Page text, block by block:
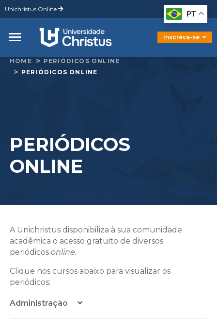
Unichristus Online
Inscreva-se
Graduação
Pós-Graduação
Mestrado
Doutorado
HOME
PERIÓDICOS ONLINE
PERIÓDICOS ONLINE
PERIÓDICOS
ONLINE
A Unichristus disponibiliza à sua comunidade
acadêmica o acesso gratuito de diversos
periódicos online.
Clique nos cursos abaixo para visualizar os
periódicos:
Administração
PT